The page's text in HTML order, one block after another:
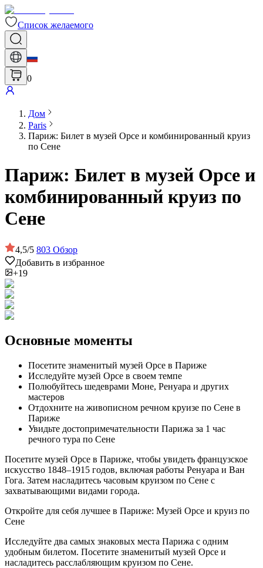
Список желаемого
0
Дом
Paris
Париж: Билет в музей Орсе и комбинированный круиз
по Сене
Париж: Билет в музей Орсе и
комбинированный круиз по
Сене
4,5/5 803 Обзор
Добавить в избранное
+19
Основные моменты
Посетите знаменитый музей Орсе в Париже
Исследуйте музей Орсе в своем темпе
Полюбуйтесь шедеврами Моне, Ренуара и других
мастеров
Отдохните на живописном речном круизе по Сене в
Париже
Увидьте достопримечательности Парижа за 1 час
речного тура по Сене
Посетите музей Орсе в Париже, чтобы увидеть французское
искусство 1848–1915 годов, включая работы Ренуара и Ван
Гога. Затем насладитесь часовым круизом по Сене с
захватывающими видами города.
Откройте для себя лучшее в Париже: Музей Орсе и круиз по
Сене
Исследуйте два самых знаковых места Парижа с одним
удобным билетом. Посетите знаменитый музей Орсе и
насладитесь расслабляющим круизом по Сене.